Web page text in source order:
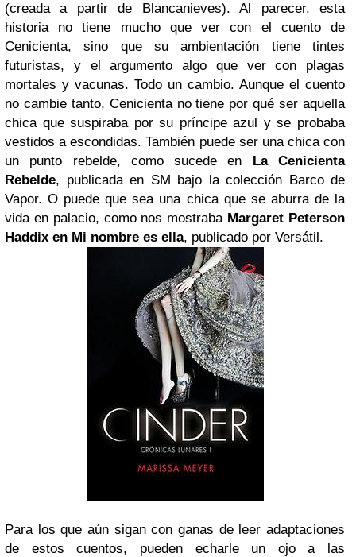
(creada a partir de Blancanieves). Al parecer, esta
historia no tiene mucho que ver con el cuento de
Cenicienta, sino que su ambientación tiene tintes
futuristas, y el argumento algo que ver con plagas
mortales y vacunas. Todo un cambio. Aunque el cuento
no cambie tanto, Cenicienta no tiene por qué ser aquella
chica que suspiraba por su príncipe azul y se probaba
vestidos a escondidas. También puede ser una chica con
un punto rebelde, como sucede en La Cenicienta
Rebelde, publicada en SM bajo la colección Barco de
Vapor. O puede que sea una chica que se aburra de la
vida en palacio, como nos mostraba Margaret Peterson
Haddix en Mi nombre es ella, publicado por Versátil.
Para los que aún sigan con ganas de leer adaptaciones
de estos cuentos, pueden echarle un ojo a las